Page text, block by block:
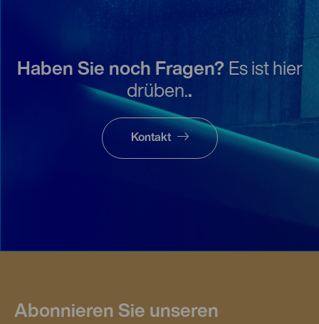
Haben Sie noch Fragen? Es ist hier
drüben..
Kontakt
Abonnieren Sie unseren